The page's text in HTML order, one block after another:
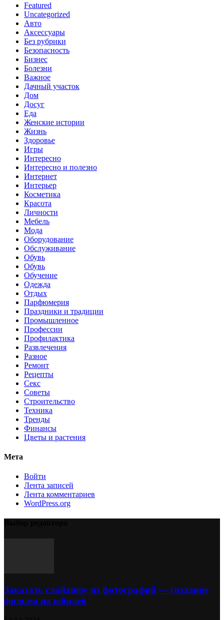
Featured
Uncategorized
Авто
Аксессуары
Без рубрики
Безопасность
Бизнес
Болезни
Важное
Дачный участок
Дом
Досуг
Еда
Женские истории
Жизнь
Здоровье
Игры
Интересно
Интересно и полезно
Интернет
Интерьер
Косметика
Красота
Личности
Мебель
Мода
Оборудование
Обслуживание
Обувь
Обувь
Обучение
Одежда
Отдых
Парфюмерия
Праздники и традиции
Промышленное
Профессии
Профилактика
Развлечения
Разное
Ремонт
Рецепты
Секс
Советы
Строительство
Техника
Тренды
Финансы
Цветы и растения
Мета
Войти
Лента записей
Лента комментариев
WordPress.org
Заказать слайдшоу из фотографий — создание
фильма на юбилей